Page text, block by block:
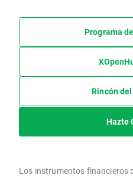
Programa
Rincón
Hazte
Los instrumentos financieros